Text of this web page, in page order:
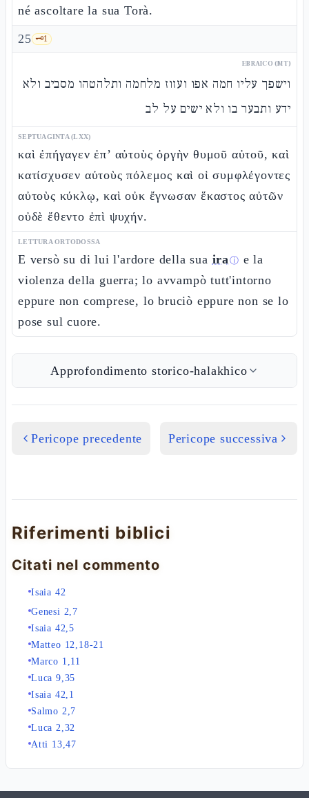
né ascoltare la sua Torà.
25 🗝️1
EBRAICO (MT)
וישפך עליו חמה אפו ועזוז מלחמה ותלהטהו מסביב ולא
ידע ותבער בו ולא ישים על לב
SEPTUAGINTA (LXX)
καὶ ἐπήγαγεν ἐπ’ αὐτοὺς ὀργὴν θυμοῦ αὐτοῦ, καὶ
κατίσχυσεν αὐτοὺς πόλεμος καὶ οἱ συμφλέγοντες
αὐτοὺς κύκλῳ, καὶ οὐκ ἔγνωσαν ἕκαστος αὐτῶν
οὐδὲ ἔθεντο ἐπὶ ψυχήν.
LETTURA ORTODOSSA
E versò su di lui l'ardore della sua iraⓘ e la
violenza della guerra; lo avvampò tutt'intorno
eppure non comprese, lo bruciò eppure non se lo
pose sul cuore.
Approfondimento storico-halakhico
Pericope precedente Pericope successiva
Riferimenti biblici
Citati nel commento
Isaia 42
Genesi 2,7
Isaia 42,5
Matteo 12,18-21
Marco 1,11
Luca 9,35
Isaia 42,1
Salmo 2,7
Luca 2,32
Atti 13,47